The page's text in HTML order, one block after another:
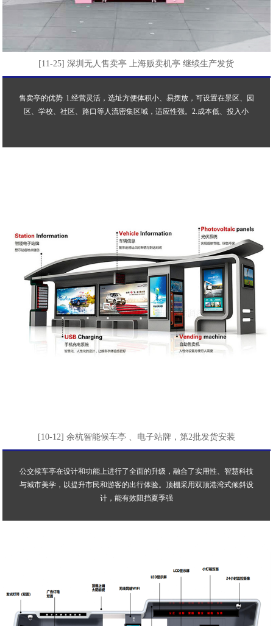
[11-25] 深圳无人售卖亭 上海贩卖机亭 继续生产发货
售卖亭的优势 1.经营灵活，选址方便体积小、易摆放，可设置在景区、园
区、学校、社区、路口等人流密集区域，适应性强。2.成本低、投入小
[10-12] 余杭智能候车亭 、电子站牌，第2批发货安装
公交候车亭在设计和功能上进行了全面的升级，融合了实用性、智慧科技
与城市美学，以提升市民和游客的出行体验。顶棚采用双顶港湾式倾斜设
计，能有效阻挡夏季强